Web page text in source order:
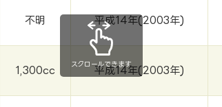
不明 平成14年(2003年)
1,300cc 平成14年(2003年)
スクロールできます